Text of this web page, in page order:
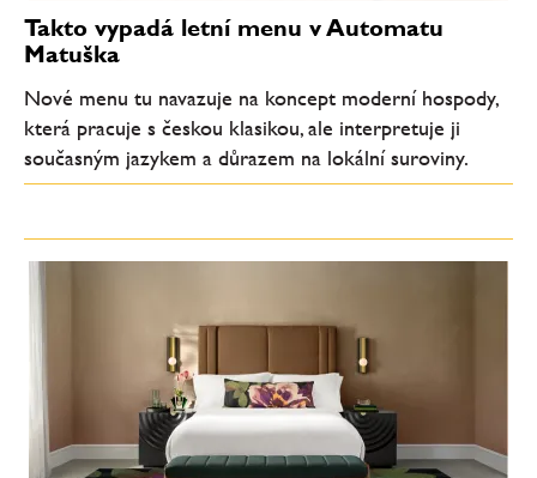
Takto vypadá letní menu v Automatu
Matuška
Nové menu tu navazuje na koncept moderní hospody,
která pracuje s českou klasikou, ale interpretuje ji
současným jazykem a důrazem na lokální suroviny.